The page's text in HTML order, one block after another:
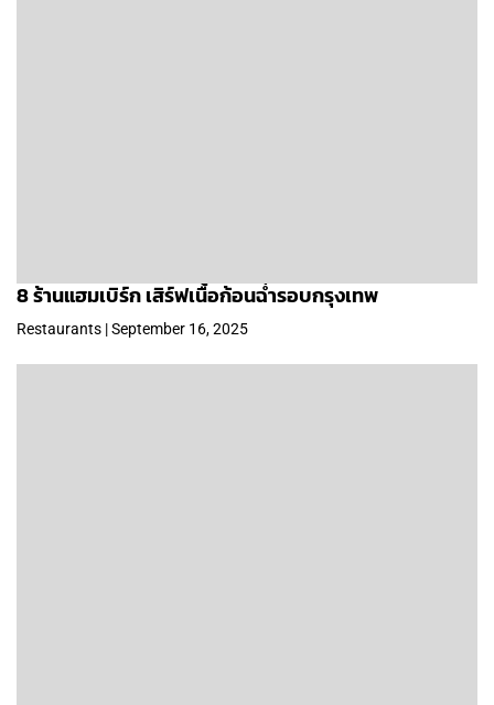
8 ร้านแฮมเบิร์ก เสิร์ฟเนื้อก้อนฉ่ำรอบกรุงเทพ
Restaurants | September 16, 2025